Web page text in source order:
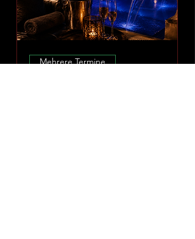
Mehrere Termine